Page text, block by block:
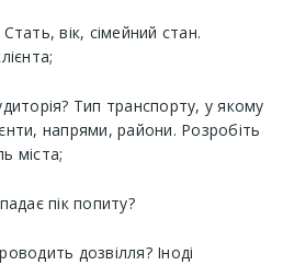
вік, сімейний стан.
Тип транспорту, у якому
напрями, райони. Розробіть
міста;
пік попиту?
дозвілля? Іноді